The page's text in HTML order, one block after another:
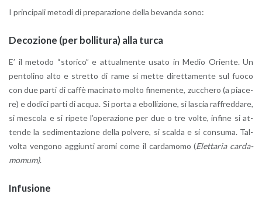
I prin­ci­pa­li me­to­di di pre­pa­ra­zio­ne della be­van­da sono:
De­co­zio­ne (per bol­li­tu­ra) alla turca
E’ il me­to­do “sto­ri­co” e at­tual­men­te usato in Medio Orien­te. Un
pen­to­li­no alto e stret­to di rame si mette di­ret­ta­men­te sul fuoco
con due parti di caffè ma­ci­na­to molto fi­ne­men­te, zuc­che­ro (a pia­ce­
re) e do­di­ci parti di acqua. Si porta a ebol­li­zio­ne, si la­scia raf­fred­da­re,
si me­sco­la e si ri­pe­te l’o­pe­ra­zio­ne per due o tre volte, in­fi­ne si at­
ten­de la se­di­men­ta­zio­ne della pol­ve­re, si scal­da e si con­su­ma. Tal­
vol­ta ven­go­no ag­giun­ti aromi come il car­da­mo­mo (Elet­ta­ria car­da­
mo­mum).
In­fu­sio­ne